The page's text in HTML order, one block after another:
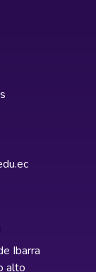
Ibarra
alto